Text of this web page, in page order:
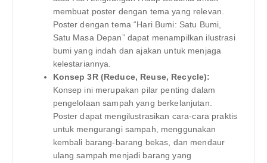
membuat poster dengan tema yang relevan.
Poster dengan tema “Hari Bumi: Satu Bumi,
Satu Masa Depan” dapat menampilkan ilustrasi
bumi yang indah dan ajakan untuk menjaga
kelestariannya.
Konsep 3R (Reduce, Reuse, Recycle):
Konsep ini merupakan pilar penting dalam
pengelolaan sampah yang berkelanjutan.
Poster dapat mengilustrasikan cara-cara praktis
untuk mengurangi sampah, menggunakan
kembali barang-barang bekas, dan mendaur
ulang sampah menjadi barang yang